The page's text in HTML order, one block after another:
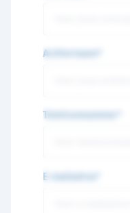
Achternaam*
Telefoonnummer*
E-mailadres*